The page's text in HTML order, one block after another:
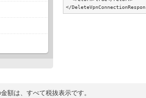
額は、すべて税抜表示です。